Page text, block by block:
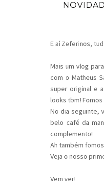
E aí Zeferinos,
Mais um vlog
com o Matheus
super original e
looks tbm!
No dia seguinte,
belo café da
complemento!
Ah também
Veja o nosso
Vem ver!